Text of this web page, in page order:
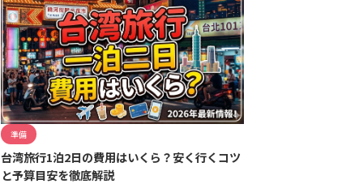
準備
台湾旅行1泊2日の費用はいくら？安く行くコツ
と予算目安を徹底解説